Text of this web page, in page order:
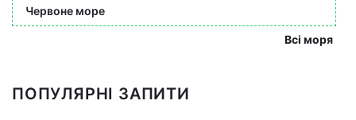
Червоне море
Всі моря
ПОПУЛЯРНІ ЗАПИТИ